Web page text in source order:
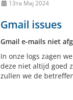
13та Мај 2024
Gmail issues
Gmail e-mails niet
In onze logs zagen
deze niet altijd goed
zullen we de